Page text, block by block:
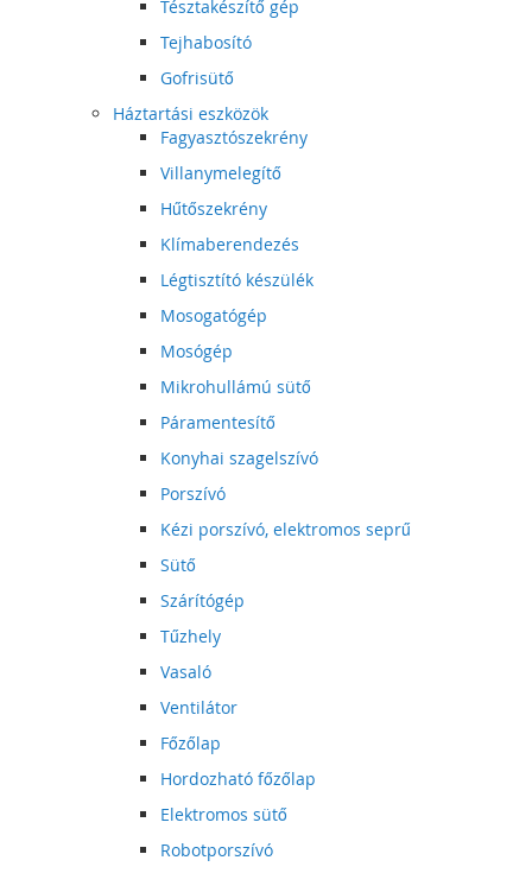
Tésztakészítő gép
Tejhabosító
Gofrisütő
Háztartási eszközök
Fagyasztószekrény
Villanymelegítő
Hűtőszekrény
Klímaberendezés
Légtisztító készülék
Mosogatógép
Mosógép
Mikrohullámú sütő
Páramentesítő
Konyhai szagelszívó
Porszívó
Kézi porszívó, elektromos seprű
Sütő
Szárítógép
Tűzhely
Vasaló
Ventilátor
Főzőlap
Hordozható főzőlap
Elektromos sütő
Robotporszívó